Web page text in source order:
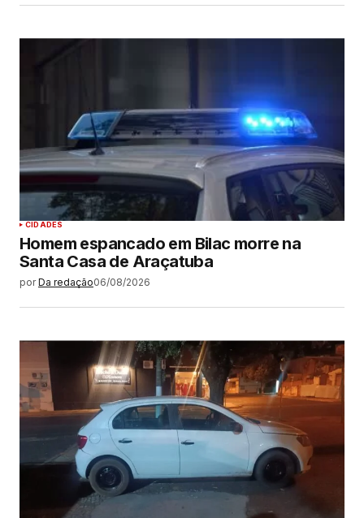
CIDADES
Homem espancado em Bilac morre na
Santa Casa de Araçatuba
por Da redação06/08/2026